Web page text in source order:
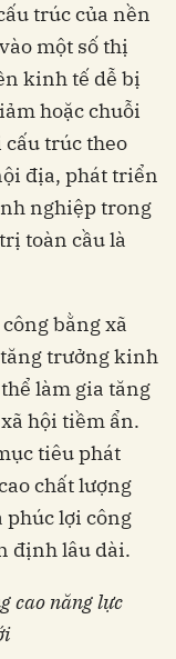
trúc của nền
một số thị
kinh tế dễ bị
hoặc chuỗi
cấu trúc theo
địa, phát triển
nghiệp trong
toàn cầu là
bằng xã
trưởng kinh
làm gia tăng
hội tiềm ẩn.
tiêu phát
chất lượng
phúc lợi công
định lâu dài.
cao năng lực